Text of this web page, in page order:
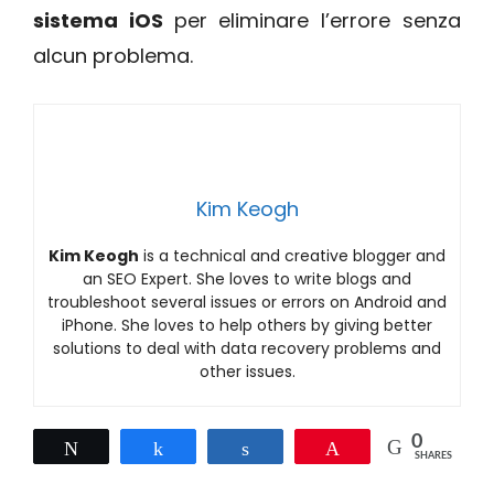
sistema iOS per eliminare l’errore senza
alcun problema.
Kim Keogh
Kim Keogh is a technical and creative blogger and
an SEO Expert. She loves to write blogs and
troubleshoot several issues or errors on Android and
iPhone. She loves to help others by giving better
solutions to deal with data recovery problems and
other issues.
0
SHARES